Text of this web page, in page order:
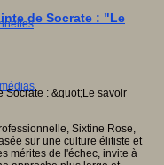
de Socrate : "Le
Sixtine Rose,
sur une culture élitiste et
mérites de l'échec, invite à